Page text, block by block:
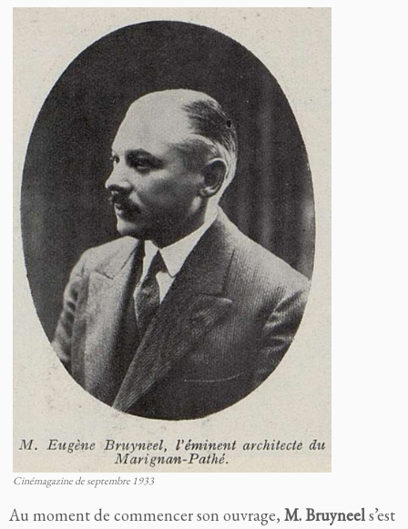
Cinémagazine de septembre 1933
Au moment de commencer son ouvrage, M. Bruyneels’est